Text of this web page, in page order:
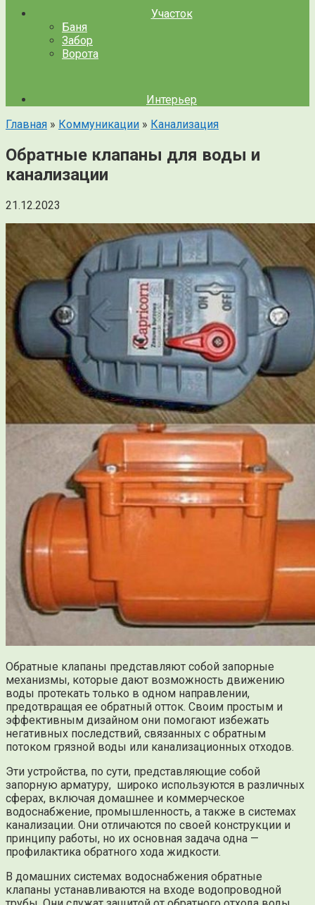
Участок
Баня
Забор
Ворота
Интерьер
Главная » Коммуникации » Канализация
Обратные клапаны для воды и
канализации
21.12.2023
Обратные клапаны представляют собой запорные
механизмы, которые дают возможность движению
воды протекать только в одном направлении,
предотвращая ее обратный отток. Своим простым и
эффективным дизайном они помогают избежать
негативных последствий, связанных с обратным
потоком грязной воды или канализационных отходов.
Эти устройства, по сути, представляющие собой
запорную арматуру, широко используются в различных
сферах, включая домашнее и коммерческое
водоснабжение, промышленность, а также в системах
канализации. Они отличаются по своей конструкции и
принципу работы, но их основная задача одна —
профилактика обратного хода жидкости.
В домашних системах водоснабжения обратные
клапаны устанавливаются на входе водопроводной